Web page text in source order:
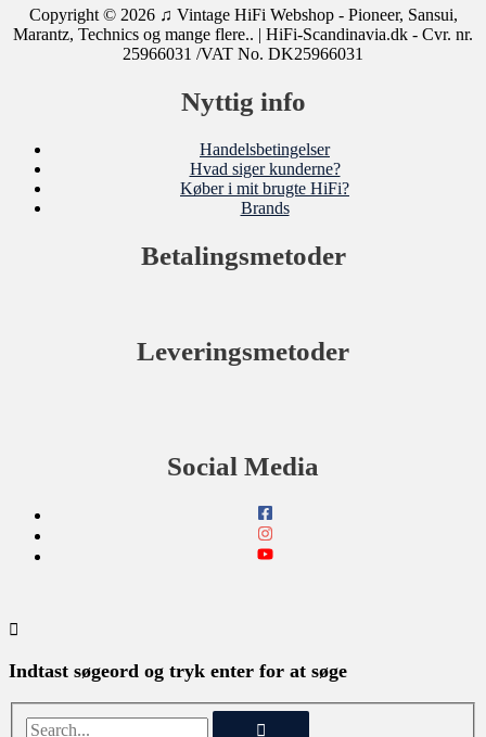
Copyright © 2026 ♫ Vintage HiFi Webshop - Pioneer, Sansui,
Marantz, Technics og mange flere.. | HiFi-Scandinavia.dk - Cvr. nr.
25966031 /VAT No. DK25966031
Nyttig info
Handelsbetingelser
Hvad siger kunderne?
Køber i mit brugte HiFi?
Brands
Betalingsmetoder
Leveringsmetoder
Social Media
Indtast søgeord og tryk enter for at søge